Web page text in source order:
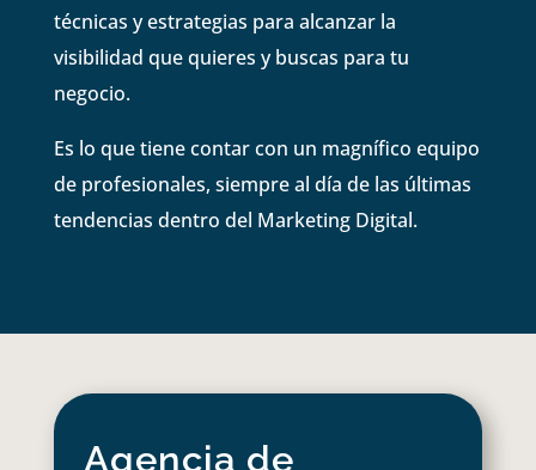
técnicas y estrategias para alcanzar la
visibilidad que quieres y buscas para tu
negocio.
Es lo que tiene contar con un magnífico equipo
de profesionales, siempre al día de las últimas
tendencias dentro del Marketing Digital.
Agencia de